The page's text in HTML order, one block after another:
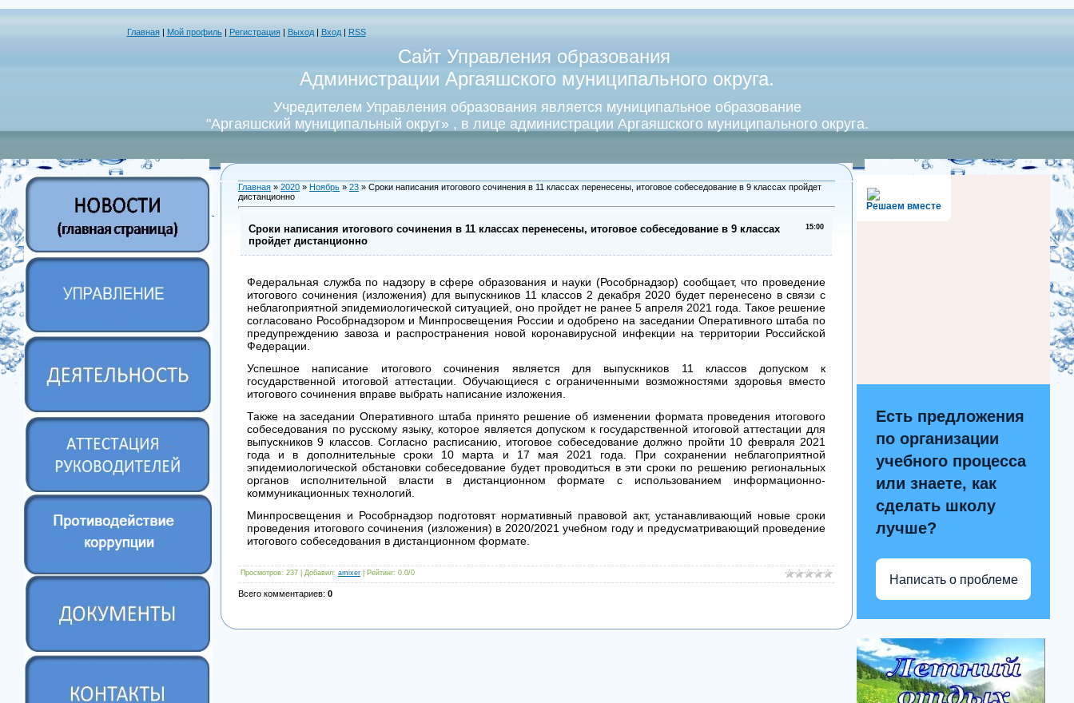
Главная| Мой профиль| Регистрация Выход| Вход RSS
Сайт Управления образования
Администрации Аргаяшского муниципального округа.
Учредителем Управления образования является муниципальное образование
"Аргаяшский муниципальный округ» , в лице администрации Аргаяшского муниципального округа.
Главная » 2020 » Ноябрь » 23 » Сроки написания итогового сочинения в 11 классах перенесены, итоговое собеседование в 9 классах пройдет
дистанционно
15:00
Сроки написания итогового сочинения в 11 классах перенесены, итоговое собеседование в 9 классах
пройдет дистанционно
Федеральная служба по надзору в сфере образования и науки (Рособрнадзор) сообщает, что проведение
итогового сочинения (изложения) для выпускников 11 классов 2 декабря 2020 будет перенесено в связи с
неблагоприятной эпидемиологической ситуацией, оно пройдет не ранее 5 апреля 2021 года. Такое решение
согласовано Рособрнадзором и Минпросвещения России и одобрено на заседании Оперативного штаба по
предупреждению завоза и распространения новой коронавирусной инфекции на территории Российской
Федерации.
Успешное написание итогового сочинения является для выпускников 11 классов допуском к
государственной итоговой аттестации. Обучающиеся с ограниченными возможностями здоровья вместо
итогового сочинения вправе выбрать написание изложения.
Также на заседании Оперативного штаба принято решение об изменении формата проведения итогового
собеседования по русскому языку, которое является допуском к государственной итоговой аттестации для
выпускников 9 классов. Согласно расписанию, итоговое собеседование должно пройти 10 февраля 2021
года и в дополнительные сроки 10 марта и 17 мая 2021 года. При сохранении неблагоприятной
эпидемиологической обстановки собеседование будет проводиться в эти сроки по решению региональных
органов исполнительной власти в дистанционном формате с использованием информационно-
коммуникационных технологий.
Минпросвещения и Рособрнадзор подготовят нормативный правовой акт, устанавливающий новые сроки
проведения итогового сочинения (изложения) в 2020/2021 учебном году и предусматривающий проведение
итогового собеседования в дистанционном формате.
Просмотров: 237 | Добавил: amixer Рейтинг: 0.0/0
Всего комментариев: 0
Решаем вместе
Есть предложения
по организации
учебного процесса
или знаете, как
сделать школу
лучше?
Написать о проблеме